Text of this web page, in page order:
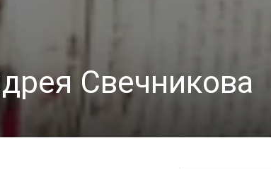
Свечникова